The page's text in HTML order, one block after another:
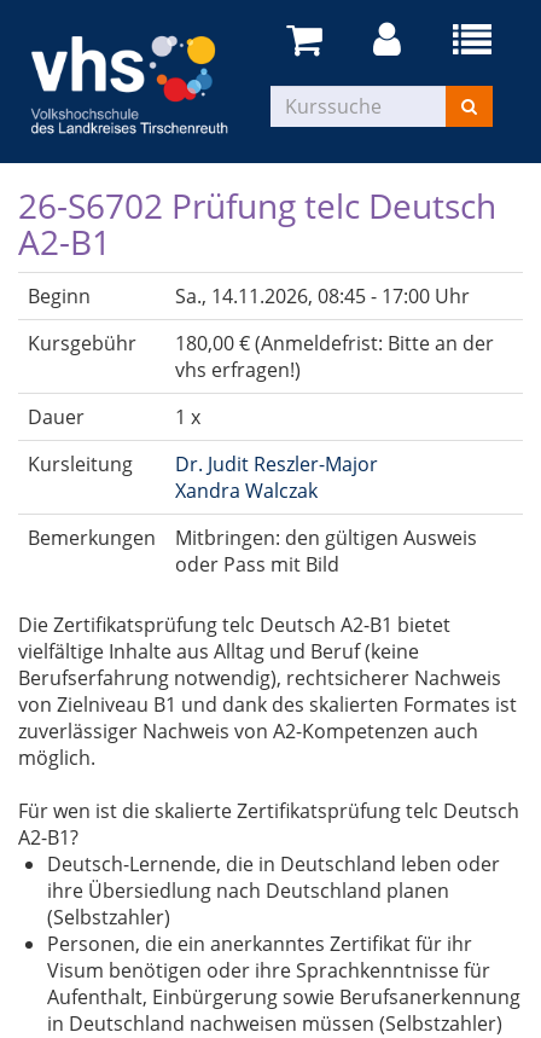
26-S6702 Prüfung telc Deutsch
A2-B1
Beginn Sa., 14.11.2026, 08:45 - 17:00 Uhr
Kursgebühr
180,00 € (Anmeldefrist: Bitte an der
vhs erfragen!)
Dauer
1 x
Kursleitung
Dr. Judit Reszler-Major
Xandra Walczak
Bemerkungen
Mitbringen: den gültigen Ausweis
oder Pass mit Bild
Die Zertifikatsprüfung telc Deutsch A2-B1 bietet
vielfältige Inhalte aus Alltag und Beruf (keine
Berufserfahrung notwendig), rechtsicherer Nachweis
von Zielniveau B1 und dank des skalierten Formates ist
zuverlässiger Nachweis von A2-Kompetenzen auch
möglich.
Für wen ist die skalierte Zertifikatsprüfung telc Deutsch
A2-B1?
Deutsch-Lernende, die in Deutschland leben oder
ihre Übersiedlung nach Deutschland planen
(Selbstzahler)
Personen, die ein anerkanntes Zertifikat für ihr
Visum benötigen oder ihre Sprachkenntnisse für
Aufenthalt, Einbürgerung sowie Berufsanerkennung
in Deutschland nachweisen müssen (Selbstzahler)